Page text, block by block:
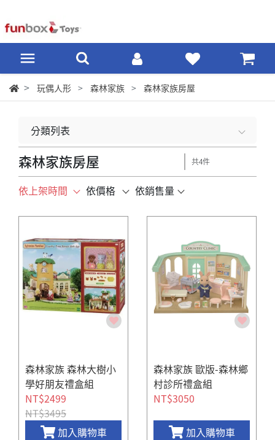
玩偶人形 森林家族 森林家族房屋
分類列表
森林家族房屋 共4件
依上架時間 依價格 依銷售量
森林家族 森林大樹小
學好朋友禮盒組
NT$2499
NT$3495
加入購物車
森林家族 歐版-森林鄉
村診所禮盒組
NT$3050
加入購物車